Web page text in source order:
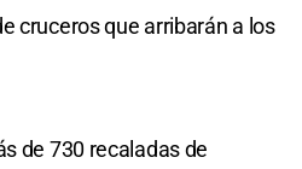
cruceros que arribarán a los
de 730 recaladas de